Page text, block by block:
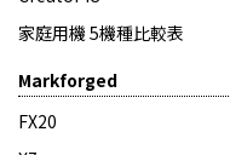
家庭用機 5機種比較表
Markforged
FX20